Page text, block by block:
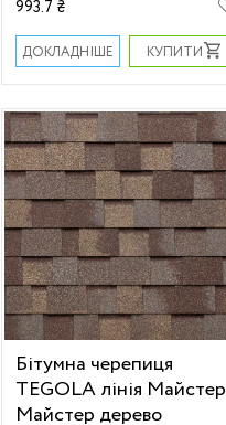
993.7 ₴
ДОКЛАДНІШЕ КУПИТИ
Бітумна черепиця
TEGOLA лінія Майстер
Майстер дерево